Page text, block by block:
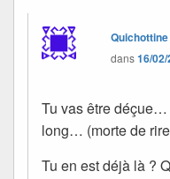
Quichottine
dans16/
Tu vas être déçue…
long… (morte de
Tu en est déjà là ?